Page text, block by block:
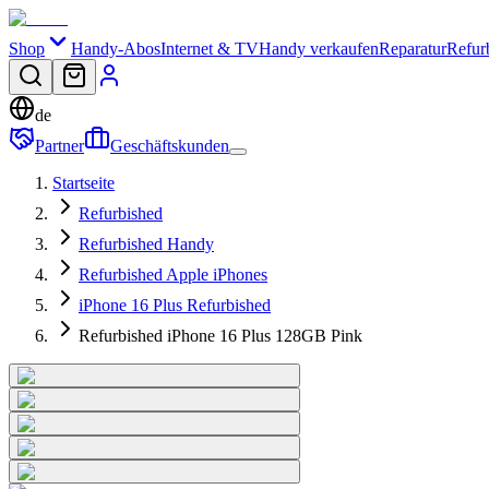
Shop Handy-AbosInternet & TVHandy verkaufenReparatur
de
Partner
Geschäftskunden
Startseite
Refurbished
Refurbished Handy
Refurbished Apple iPhones
iPhone 16 Plus Refurbished
Refurbished iPhone 16 Plus 128GB Pink